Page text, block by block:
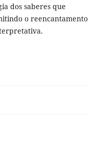
dos saberes que
o reencantamento